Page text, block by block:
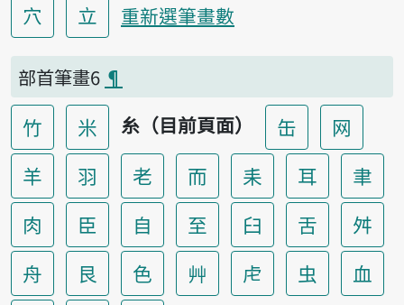
穴
立 重新選筆畫數
部首筆畫6 ¶
竹 米 糸（目前頁面） 缶
网
羊
羽 老 而 耒 耳
聿
肉
臣 自 至 臼 舌
舛
舟
艮 色 艸 虍 虫
血